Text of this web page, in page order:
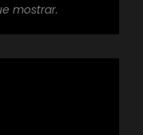
mostrar.